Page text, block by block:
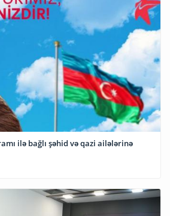
ilə bağlı şəhid və qazi ailələrinə